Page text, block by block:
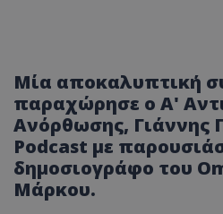
Μία αποκαλυπτική
παραχώρησε ο Α'
Ανόρθωσης, Γιάννης
Podcast με
δημοσιογράφο του
Μάρκου.